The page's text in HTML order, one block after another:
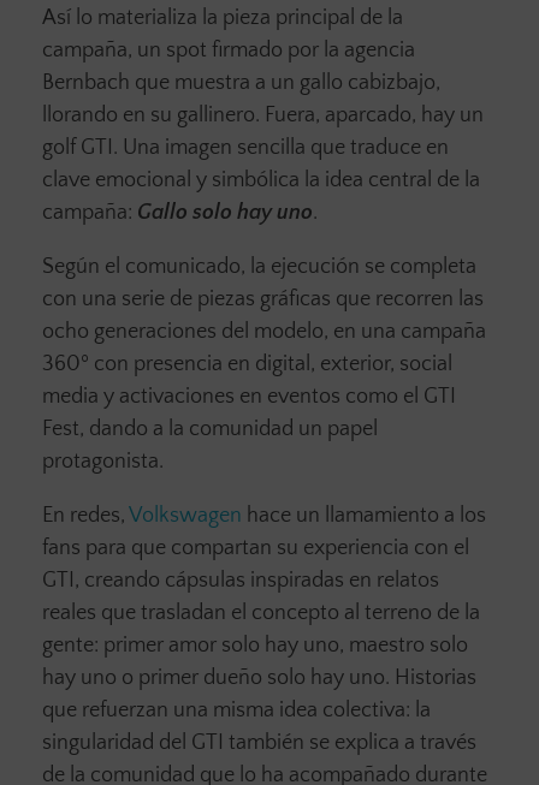
Así lo materializa la pieza principal de la
campaña, un spot firmado por la agencia
Bernbach que muestra a un gallo cabizbajo,
llorando en su gallinero. Fuera, aparcado, hay un
golf GTI. Una imagen sencilla que traduce en
clave emocional y simbólica la idea central de la
campaña: Gallo solo hay uno.
Según el comunicado, la ejecución se completa
con una serie de piezas gráficas que recorren las
ocho generaciones del modelo, en una campaña
360º con presencia en digital, exterior, social
media y activaciones en eventos como el GTI
Fest, dando a la comunidad un papel
protagonista.
En redes, Volkswagen hace un llamamiento a los
fans para que compartan su experiencia con el
GTI, creando cápsulas inspiradas en relatos
reales que trasladan el concepto al terreno de la
gente: primer amor solo hay uno, maestro solo
hay uno o primer dueño solo hay uno. Historias
que refuerzan una misma idea colectiva: la
singularidad del GTI también se explica a través
de la comunidad que lo ha acompañado durante